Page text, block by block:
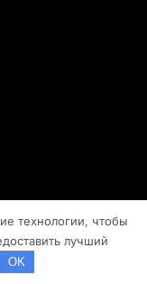
технологии, чтобы
лучший
OK